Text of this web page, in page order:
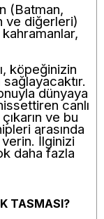
(Batman,
ve diğerleri)
köpeğinizin
sağlayacaktır.
dünyaya
canlı
ve bu
arasında
İlginizi
daha fazla
TASMASI?